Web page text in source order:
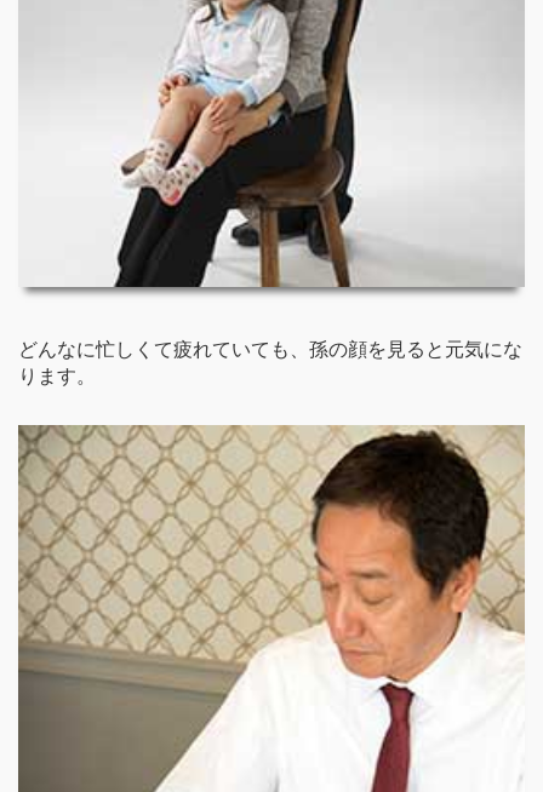
どんなに忙しくて疲れていても、孫の顔を見ると元気にな
ります。